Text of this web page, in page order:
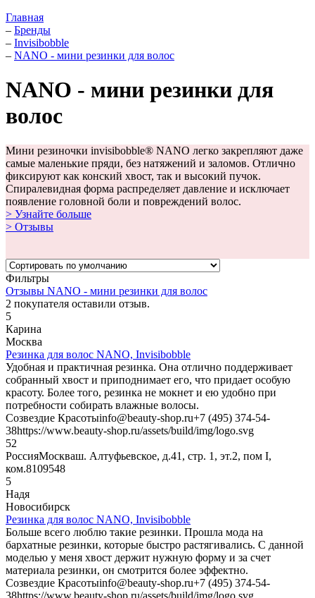
Главная
– Бренды
– Invisibobble
– NANO - мини резинки для волос
NANO - мини резинки для
волос
Мини резиночки invisibobble® NANO легко закрепляют даже
самые маленькие пряди, без натяжений и заломов. Отлично
фиксируют как конский хвост, так и высокий пучок.
Спиралевидная форма распределяет давление и исключает
появление головной боли и повреждений волос.
> Узнайте больше
> Отзывы
Фильтры
Отзывы NANO - мини резинки для волос
2 покупателя оставили отзыв.
5
Карина
Москва
Резинка для волос NANO, Invisibobble
Удобная и практичная резинка. Она отлично поддерживает
собранный хвост и приподнимает его, что придает особую
красоту. Более того, резинка не мокнет и ею удобно при
потребности собирать влажные волосы.
Созвездие Красотыinfo@beauty-shop.ru+7 (495) 374-54-
38https://www.beauty-shop.ru/assets/build/img/logo.svg
52
РоссияМоскваш. Алтуфьевское, д.41, стр. 1, эт.2, пом I,
ком.8109548
5
Надя
Новосибирск
Резинка для волос NANO, Invisibobble
Больше всего люблю такие резинки. Прошла мода на
бархатные резинки, которые быстро растягивались. С данной
моделью у меня хвост держит нужную форму и за счет
материала резинки, он смотрится более эффектно.
Созвездие Красотыinfo@beauty-shop.ru+7 (495) 374-54-
38https://www.beauty-shop.ru/assets/build/img/logo.svg